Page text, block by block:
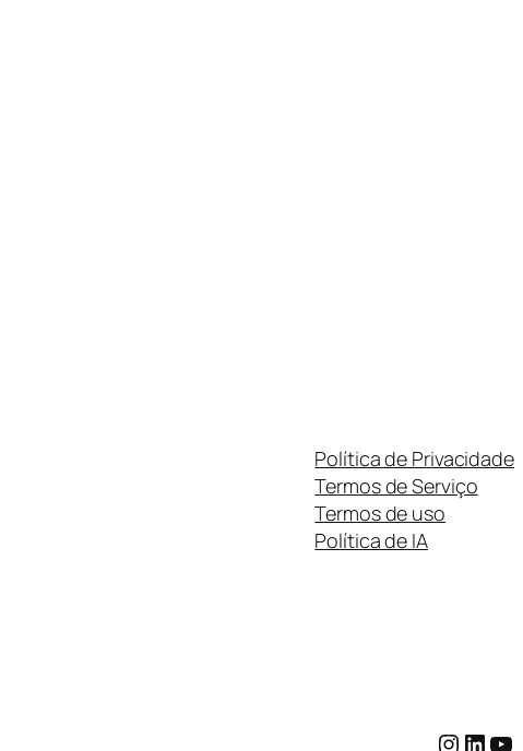
Política de Privacidade
Termos de Serviço
Termos de uso
Política de IA